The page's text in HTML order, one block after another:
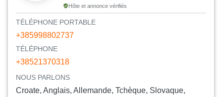
Hôte et annonce vérifiés
TÉLÉPHONE PORTABLE
+385998802737
TÉLÉPHONE
+38521370318
NOUS PARLONS
Croate, Anglais, Allemande, Tchèque, Slovaque,